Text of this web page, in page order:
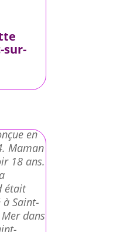
sur-
en
Maman
18 ans.
était
à Saint-
dans